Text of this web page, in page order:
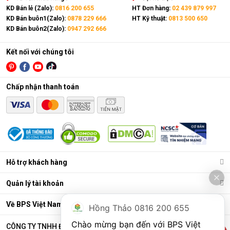
Điều hòa di động là gì?
Các chức năng chính của máy bao gồm: Làm lạnh, quạt gió,
hút ẩm và lọc khí. Bên cạnh đó, dòng sản phẩm này còn được
trang bị thêm khá nhiều tính năng và tiện ích đi kèm như: Hẹn
giờ, khóa trẻ em, remote, kết nối wifi,...
Ưu điểm vượt trội của điều hòa di động
Đáp ứng tốt nhu cầu làm mát, dễ dàng tháo lắp và di chuyển
KD Bán lẻ (Zalo): 0816 200 655
KD Bán buôn1(Zalo): 0878 229 666
KD Bán buôn2(Zalo): 0947 292 666
HT Đơn hàng: 02 439 879 997
HT Kỹ thuật: 0813 500 650
Hỗ trợ khách hàng
Quản lý tài khoản
Về BPS Việt Nam
Kết nối với chúng tôi
Chấp nhận thanh toán
CÔNG TY TNHH ĐẦU TƯ VÀ THƯƠNG MẠI BPS VIỆT NAM
Hồng Thảo 0816 200 655
Chào mừng bạn đến với BPS Việt